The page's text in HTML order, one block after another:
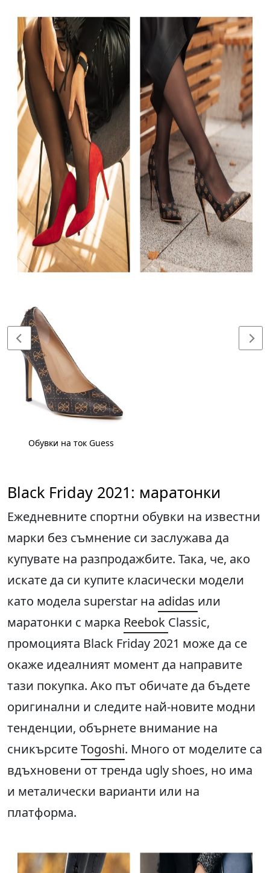
Обувки на ток Guess
Black Friday 2021: маратонки
Ежедневните спортни обувки на известни
марки без съмнение си заслужава да
купувате на разпродажбите. Така, че, ако
искате да си купите класически модели
като модела superstar на adidas или
маратонки с марка Reebok Classic,
промоцията Black Friday 2021 може да се
окаже идеалният момент да направите
тази покупка. Ако път обичате да бъдете
оригинални и следите най-новите модни
тенденции, обърнете внимание на
сникърситеTogoshi. Много от моделите са
вдъхновени от тренда ugly shoes, но има
и металически варианти или на
платформа.